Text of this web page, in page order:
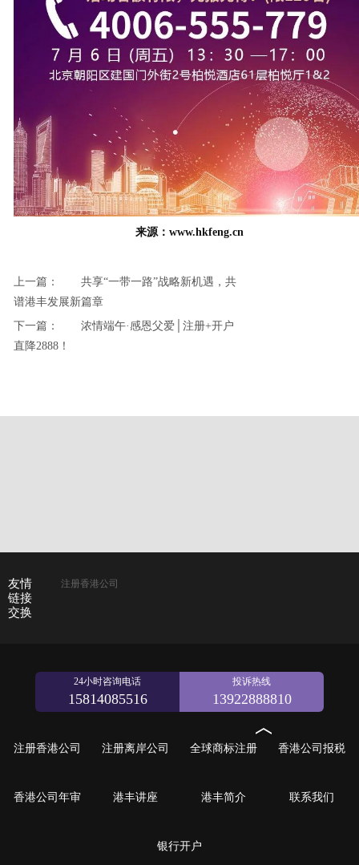
来源：www.hkfeng.cn
上一篇：
共享“一带一路”战略新机遇，共
谱港丰发展新篇章
下一篇：
浓情端午·感恩父爱│注册+开户
直降2888！
友情
链接
交换
注册香港公司
24小时咨询电话
15814085516
投诉热线
13922888810
注册香港公司 注册离岸公司 全球商标注册 香港公司报税
香港公司年审 港丰讲座 港丰简介 联系我们
银行开户